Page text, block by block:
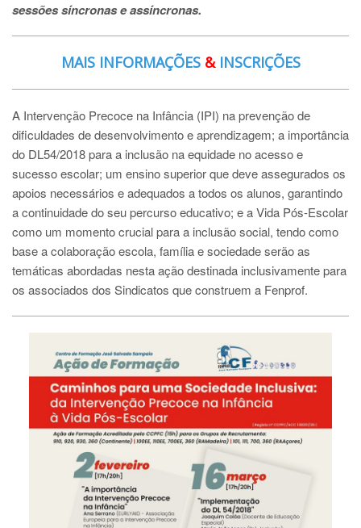
sessões síncronas e assíncronas.
MAIS INFORMAÇÕES & INSCRIÇÕES
A Intervenção Precoce na Infância (IPI) na prevenção de
dificuldades de desenvolvimento e aprendizagem; a importância
do DL54/2018 para a inclusão na equidade no acesso e
sucesso escolar; um ensino superior que deve assegurados os
apoios necessários e adequados a todos os alunos, garantindo
a continuidade do seu percurso educativo; e a Vida Pós-Escolar
como um momento crucial para a inclusão social, tendo como
base a colaboração escola, família e sociedade serão as
temáticas abordadas nesta ação destinada inclusivamente para
os associados dos Sindicatos que construem a Fenprof.